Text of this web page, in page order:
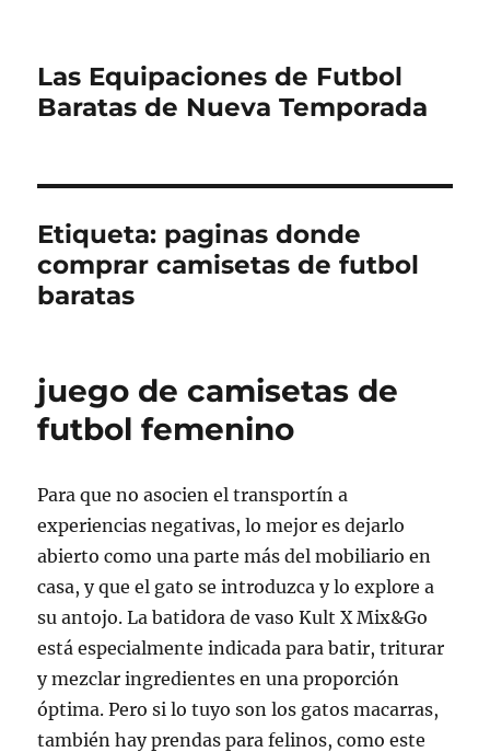
Las Equipaciones de Futbol
Baratas de Nueva Temporada
Etiqueta: paginas donde
comprar camisetas de futbol
baratas
juego de camisetas de
futbol femenino
Para que no asocien el transportín a
experiencias negativas, lo mejor es dejarlo
abierto como una parte más del mobiliario en
casa, y que el gato se introduzca y lo explore a
su antojo. La batidora de vaso Kult X Mix&Go
está especialmente indicada para batir, triturar
y mezclar ingredientes en una proporción
óptima. Pero si lo tuyo son los gatos macarras,
también hay prendas para felinos, como este